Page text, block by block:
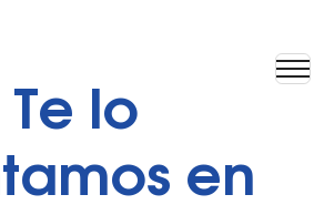
Te lo
en